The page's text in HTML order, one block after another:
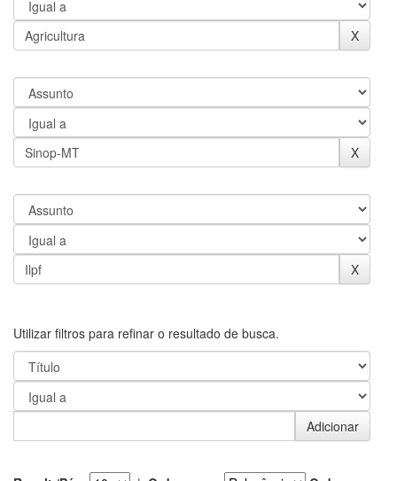
Utilizar filtros para refinar o resultado de busca.